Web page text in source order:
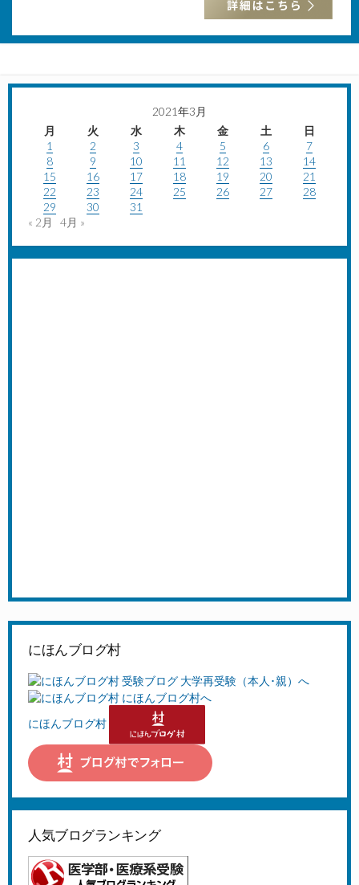
2021年3月
月
火 水 木 金 土
日
1
2 3 4 5 6
7
8
9 10 11 12 13
14
15
16 17 18 19 20
21
22
23 24 25 26 27
28
29
30
31
« 2月
4月 »
にほんブログ村
にほんブログ村
人気ブログランキング